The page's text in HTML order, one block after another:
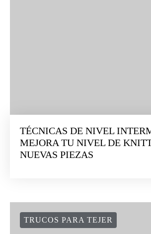
TÉCNICAS DE NIVEL
MEJORA TU NIVEL DE
NUEVAS PIEZAS
TRUCOS PARA TEJER